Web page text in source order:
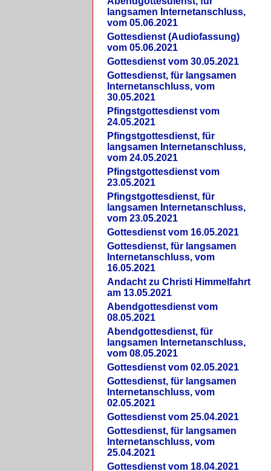
langsamen Internetanschluss,
vom 05.06.2021
Gottesdienst (Audiofassung)
vom 05.06.2021
Gottesdienst vom 30.05.2021
Gottesdienst, für langsamen
Internetanschluss, vom
30.05.2021
Pfingstgottesdienst vom
24.05.2021
Pfingstgottesdienst, für
langsamen Internetanschluss,
vom 24.05.2021
Pfingstgottesdienst vom
23.05.2021
Pfingstgottesdienst, für
langsamen Internetanschluss,
vom 23.05.2021
Gottesdienst vom 16.05.2021
Gottesdienst, für langsamen
Internetanschluss, vom
16.05.2021
Andacht zu Christi Himmelfahrt
am 13.05.2021
Abendgottesdienst vom
08.05.2021
Abendgottesdienst, für
langsamen Internetanschluss,
vom 08.05.2021
Gottesdienst vom 02.05.2021
Gottesdienst, für langsamen
Internetanschluss, vom
02.05.2021
Gottesdienst vom 25.04.2021
Gottesdienst, für langsamen
Internetanschluss, vom
25.04.2021
Gottesdienst vom 18.04.2021